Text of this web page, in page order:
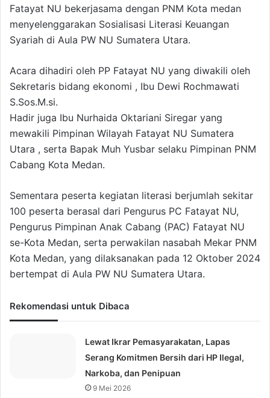
Fatayat NU bekerjasama dengan PNM Kota medan
menyelenggarakan Sosialisasi Literasi Keuangan
Syariah di Aula PW NU Sumatera Utara.
Acara dihadiri oleh PP Fatayat NU yang diwakili oleh
Sekretaris bidang ekonomi , Ibu Dewi Rochmawati
S.Sos.M.si.
Hadir juga Ibu Nurhaida Oktariani Siregar yang
mewakili Pimpinan Wilayah Fatayat NU Sumatera
Utara , serta Bapak Muh Yusbar selaku Pimpinan PNM
Cabang Kota Medan.
Sementara peserta kegiatan literasi berjumlah sekitar
100 peserta berasal dari Pengurus PC Fatayat NU,
Pengurus Pimpinan Anak Cabang (PAC) Fatayat NU
se-Kota Medan, serta perwakilan nasabah Mekar PNM
Kota Medan, yang dilaksanakan pada 12 Oktober 2024
bertempat di Aula PW NU Sumatera Utara.
Rekomendasi untuk Dibaca
Lewat Ikrar Pemasyarakatan, Lapas
Serang Komitmen Bersih dari HP Ilegal,
Narkoba, dan Penipuan
9 Mei 2026